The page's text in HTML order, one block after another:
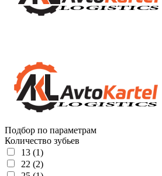
Подбор по параметрам
Количество зубьев
13 (1)
22 (2)